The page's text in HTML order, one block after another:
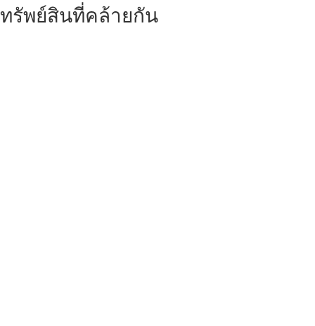
ทรัพย์สินที่คล้ายกัน